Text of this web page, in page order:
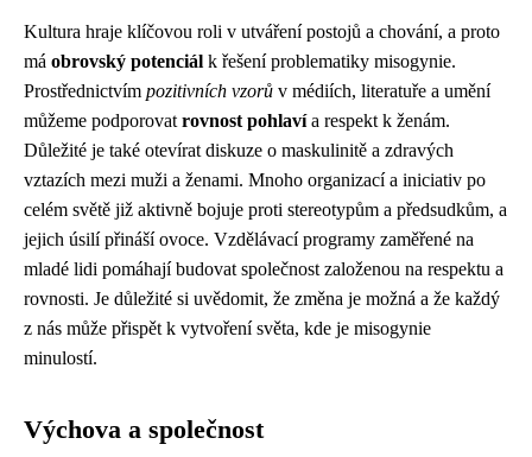
Kultura hraje klíčovou roli v utváření postojů a chování, a proto
má obrovský potenciál k řešení problematiky misogynie.
Prostřednictvím pozitivních vzorů v médiích, literatuře a umění
můžeme podporovat rovnost pohlavía respekt k ženám.
Důležité je také otevírat diskuze o maskulinitě a zdravých
vztazích mezi muži a ženami. Mnoho organizací a iniciativ po
celém světě již aktivně bojuje proti stereotypům a předsudkům, a
jejich úsilí přináší ovoce. Vzdělávací programy zaměřené na
mladé lidi pomáhají budovat společnost založenou na respektu a
rovnosti. Je důležité si uvědomit, že změna je možná a že každý
z nás může přispět k vytvoření světa, kde je misogynie
minulostí.
Výchova a společnost